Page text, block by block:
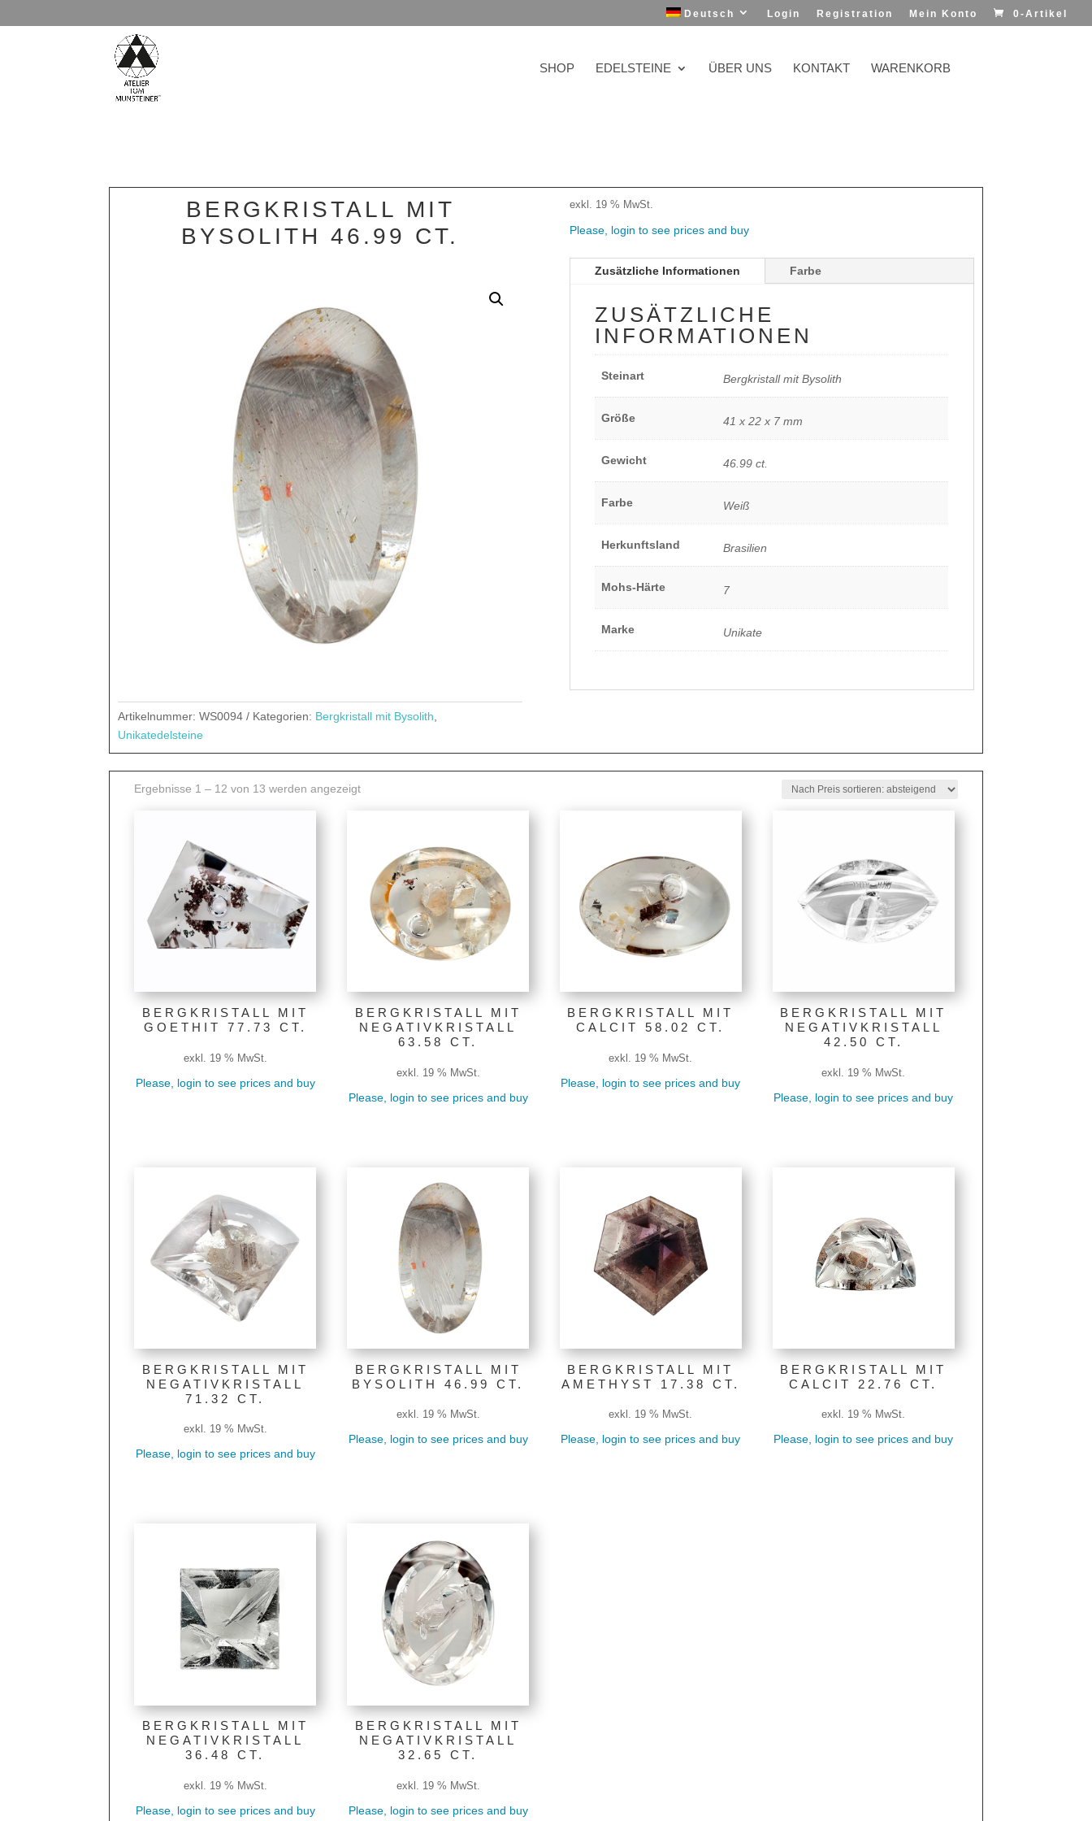
Deutsch Login Registration Mein Konto 0-Artikel
SHOP EDELSTEINE ÜBER UNS KONTAKT WARENKORB
BERGKRISTALL MIT
BYSOLITH 46.99 CT.
Artikelnummer:WS0094 Kategorien: Bergkristall mit Bysolith
Unikatedelsteine
exkl. 19 % MwSt.
Please, login to see prices and buy
Zusätzliche Informationen Farbe
ZUSÄTZLICHE
INFORMATIONEN
Steinart Bergkristall mit Bysolith
Größe 41 x 22 x 7 mm
Gewicht 46.99 ct.
Farbe Weiß
Herkunftsland Brasilien
Mohs-Härte 7
Marke Unikate
Ergebnisse 1 – 12 von 13 werden angezeigtNach
BERGKRISTALL MIT
GOETHIT 77.73 CT.
exkl. 19 % MwSt.
Please, login to see prices and buy
BERGKRISTALL MIT
NEGATIVKRISTALL
63.58 CT.
exkl. 19 % MwSt.
Please, login to see prices and buy
BERGKRISTALL MIT
CALCIT 58.02 CT.
exkl. 19 % MwSt.
Please, login to see prices and buy
BERGKRISTALL MIT
NEGATIVKRISTALL
42.50 CT.
exkl. 19 % MwSt.
Please, login to see prices and buy
BERGKRISTALL MIT
NEGATIVKRISTALL
71.32 CT.
exkl. 19 % MwSt.
Please, login to see prices and buy
BERGKRISTALL MIT
BYSOLITH 46.99 CT.
exkl. 19 % MwSt.
Please, login to see prices and buy
BERGKRISTALL MIT
AMETHYST 17.38 CT.
exkl. 19 % MwSt.
Please, login to see prices and buy
BERGKRISTALL MIT
CALCIT 22.76 CT.
exkl. 19 % MwSt.
Please, login to see prices and buy
BERGKRISTALL MIT
NEGATIVKRISTALL
36.48 CT.
exkl. 19 % MwSt.
Please, login to see prices and buy
BERGKRISTALL MIT
NEGATIVKRISTALL
32.65 CT.
exkl. 19 % MwSt.
Please, login to see prices and buy